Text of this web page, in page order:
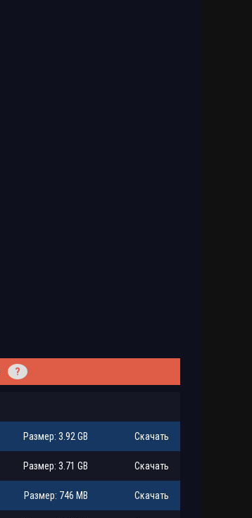
?
Размер: 3.92 GB Скачать
Размер: 3.71 GB Скачать
Размер: 746 MB Скачать